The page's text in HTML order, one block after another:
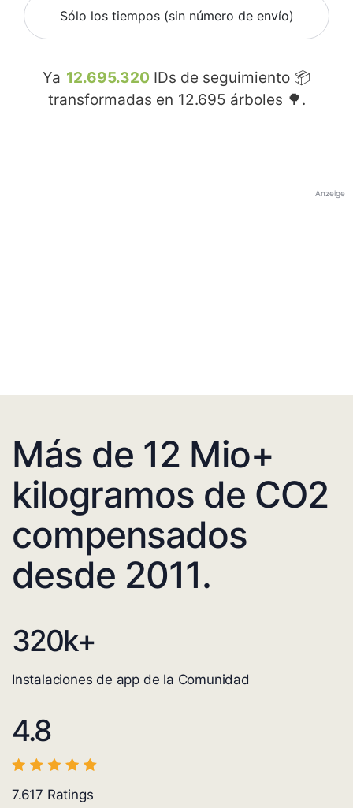
Sólo los tiempos (sin número de envío)
Ya 12.695.320 IDs de seguimiento 📦
transformadas en 12.695 árboles 🌳.
Anzeige
Más de 12 Mio+
kilogramos de CO2
compensados
desde 2011.
320k+
Instalaciones de app de la Comunidad
4.8
7.617 Ratings